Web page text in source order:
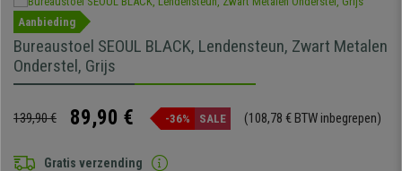
Aanbieding
Bureaustoel SEOUL BLACK, Lendensteun, Zwart Metalen
Onderstel, Grijs
139,90 € 89,90 € -36% SALE (108,78 € BTW inbegrepen)
Gratis verzending